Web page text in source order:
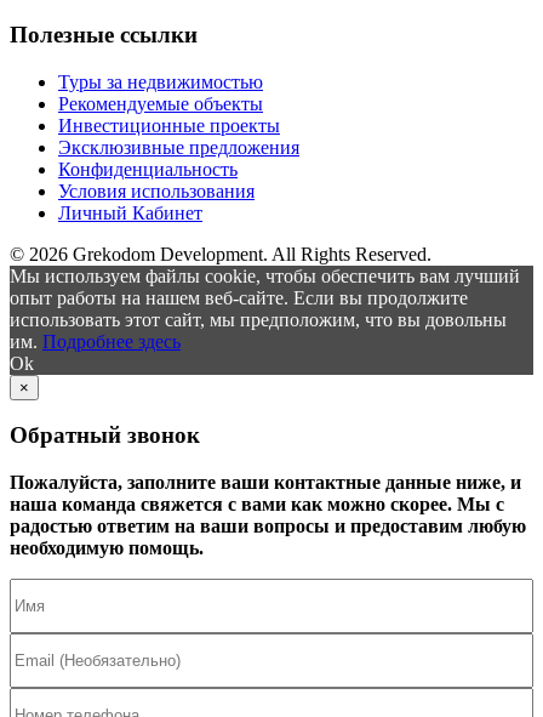
Полезные ссылки
Туры за недвижимостью
Рекомендуемые объекты
Инвестиционные проекты
Эксклюзивные предложения
Конфиденциальность
Условия использования
Личный Кабинет
© 2026 Grekodom Development. All Rights Reserved.
Мы используем файлы cookie, чтобы обеспечить вам лучший
опыт работы на нашем веб-сайте. Если вы продолжите
использовать этот сайт, мы предположим, что вы довольны
им. Подробнее здесь
Ok
×
Обратный звонок
Пожалуйста, заполните ваши контактные данные ниже, и
наша команда свяжется с вами как можно скорее. Мы с
радостью ответим на ваши вопросы и предоставим любую
необходимую помощь.